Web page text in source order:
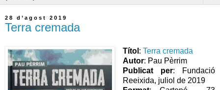
28 d’agost 2019
Terra cremada
Títol : Terra cremada
Autor: Pau Pèrrim
Publicat per: Fundació
Reeixida, juliol de 2019